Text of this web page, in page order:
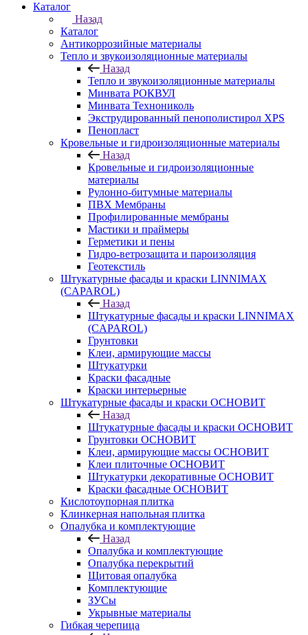
Каталог
Назад
Каталог
Антикоррозийные материалы
Тепло и звукоизоляционные материалы
Назад
Тепло и звукоизоляционные материалы
Минвата РОКВУЛ
Минвата Технониколь
Экструдированный пенополистирол XPS
Пенопласт
Кровельные и гидроизоляционные материалы
Назад
Кровельные и гидроизоляционные
материалы
Рулонно-битумные материалы
ПВХ Мембраны
Профилированные мембраны
Мастики и праймеры
Герметики и пены
Гидро-ветрозащита и пароизоляция
Геотекстиль
Штукатурные фасады и краски LINNIMAX
(CAPAROL)
Назад
Штукатурные фасады и краски LINNIMAX
(CAPAROL)
Грунтовки
Клеи, армирующие массы
Штукатурки
Краски фасадные
Краски интерьерные
Штукатурные фасады и краски ОСНОВИТ
Назад
Штукатурные фасады и краски ОСНОВИТ
Грунтовки ОСНОВИТ
Клеи, армирующие массы ОСНОВИТ
Клеи плиточные ОСНОВИТ
Штукатурки декоративные ОСНОВИТ
Краски фасадные ОСНОВИТ
Кислотоупорная плитка
Клинкерная напольная плитка
Опалубка и комплектующие
Назад
Опалубка и комплектующие
Опалубка перекрытий
Щитовая опалубка
Комплектующие
ЗУСы
Укрывные материалы
Гибкая черепица